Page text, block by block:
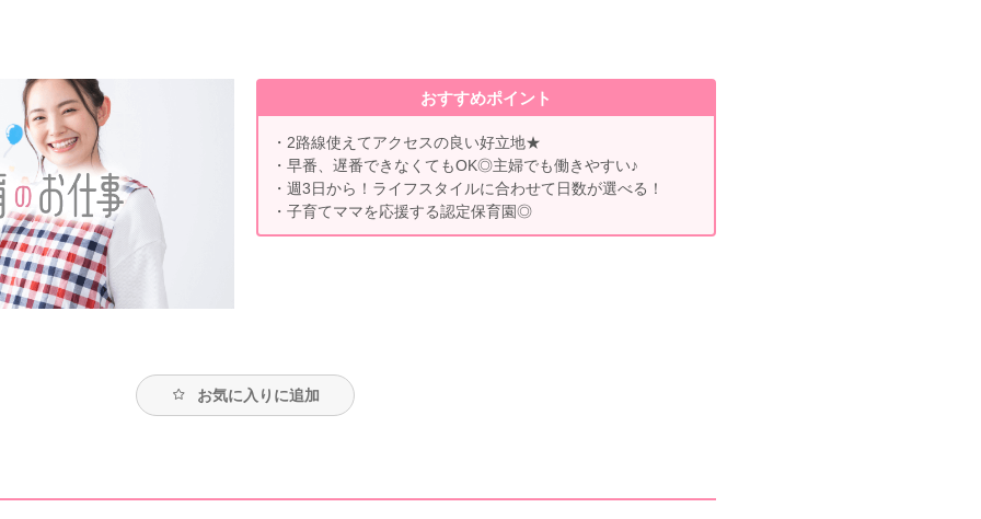
おすすめポイント
・2路線使えてアクセスの良い好立地★
・早番、遅番できなくてもOK◎主婦でも働きやすい♪
・週3日から！ライフスタイルに合わせて日数が選べる！
・子育てママを応援する認定保育園◎
お気に入りに追加